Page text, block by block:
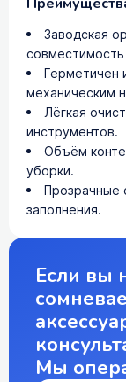
Заводская
Герметичен
механическим
Лёгкая
инструментов.
Объём
уборки.
Прозрачные
заполнения.
Если вы
Мы